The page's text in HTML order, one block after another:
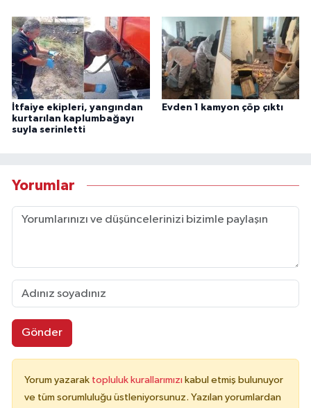
İtfaiye ekipleri, yangından
kurtarılan kaplumbağayı
suyla serinletti
Evden 1 kamyon çöp çıktı
Yorumlar
Gönder
Yorum yazarak topluluk kurallarımızı kabul etmiş bulunuyor
ve tüm sorumluluğu üstleniyorsunuz. Yazılan yorumlardan